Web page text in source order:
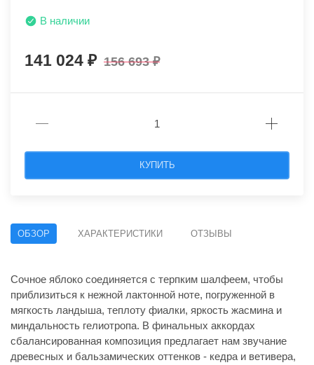
В наличии
141 024 156 693
КУПИТЬ
ОБЗОР ХАРАКТЕРИСТИКИ ОТЗЫВЫ
Сочное яблоко соединяется с терпким шалфеем, чтобы
приблизиться к нежной лактонной ноте, погруженной в
мягкость ландыша, теплоту фиалки, яркость жасмина и
миндальность гелиотропа. В финальных аккордах
сбалансированная композиция предлагает нам звучание
древесных и бальзамических оттенков - кедра и ветивера,